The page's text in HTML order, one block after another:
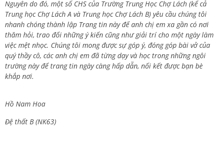
Nguyên do đó, một số CHS của Trường Trung Học Chợ Lách (kể cả
Trung học Chợ Lách A và Trung học Chợ Lách B) yêu cầu chúng tôi
nhanh chóng thành lập Trang tin này để anh chị em xa gần có nơi
thăm hỏi, trao đổi những ý kiến cũng như giải trí cho một ngày làm
việc mệt nhọc. Chúng tôi mong được sự góp ý, đóng góp bài vở của
quý thầy cô, các anh chị em đã từng dạy và học trong những ngôi
trường này để trang tin ngày càng hấp dẫn, nối kết được bạn bè
khắp nơi.
Hồ Nam Hoa
Đệ thất B (NK63)